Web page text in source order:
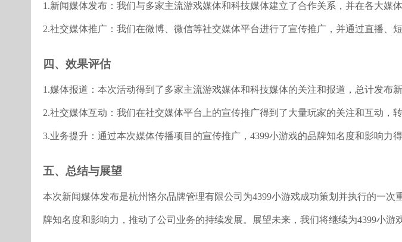
1.新闻媒体发布：我们与多家主流游戏媒体和科技媒体建立了合作关系，并在各大媒
2.社交媒体推广：我们在微博、微信等社交媒体平台进行了宣传推广，并通过直播、
四、效果评估
1.媒体报道：本次活动得到了多家主流游戏媒体和科技媒体的关注和报道，总计发布新
2.社交媒体互动：我们在社交媒体平台上的宣传推广得到了大量玩家的关注和互动，
3.业务提升：通过本次媒体传播项目的宣传推广，4399小游戏的品牌知名度和影响力
五、总结与展望
本次新闻媒体发布是杭州恪尔品牌管理有限公司为4399小游戏成功策划并执行的一
牌知名度和影响力，推动了公司业务的持续发展。展望未来，我们将继续为4399小